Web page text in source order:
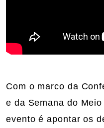
Com o marco da
e da Semana do
evento é apontar os